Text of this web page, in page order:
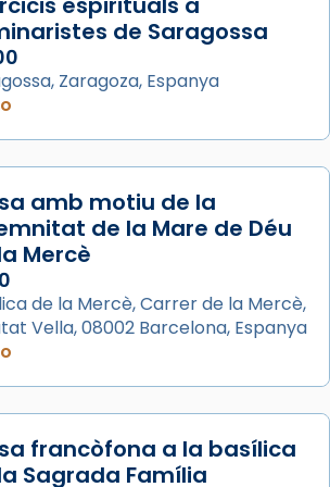
de la visita apostòlica
XIV a Barcelona, i als
a la Catedral de Barcelona.
Barcelona, el cardenal Joan
·
de Barcelona
santes Juliana i
verges i màrtirs.
la història de sant Cugat, a
de Saragossa
Zaragoza, Espanya
amb motiu de la
de la Mare de Déu
Mercè
de la Mercè, Carrer de la Mercè,
Vella, 08002 Barcelona, Espanya
francòfona a la basílica
Sagrada Família